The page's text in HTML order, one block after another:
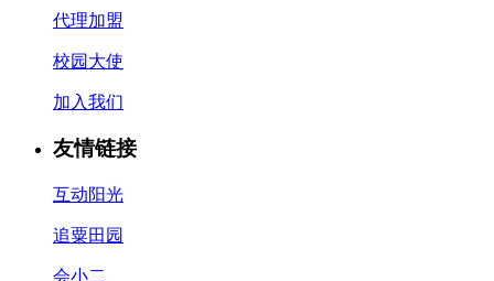
代理加盟
校园大使
加入我们
友情链接
互动阳光
追粟田园
会小二